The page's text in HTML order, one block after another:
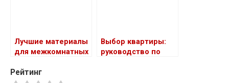
Лучшие материалы
для межкомнатных
Выбор квартиры:
руководство по
Рейтинг